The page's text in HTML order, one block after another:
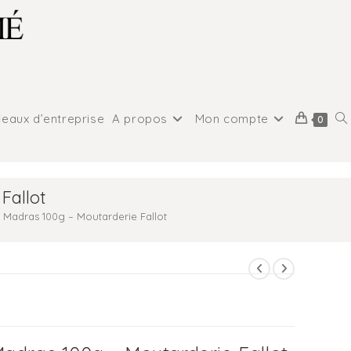
d’entreprise A propos Mon compte 0
100g – Moutarderie Fallot